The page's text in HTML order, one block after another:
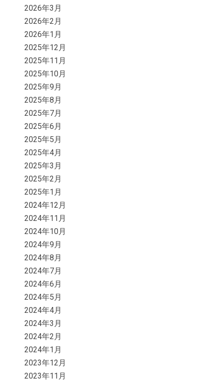
2026年3月
2026年2月
2026年1月
2025年12月
2025年11月
2025年10月
2025年9月
2025年8月
2025年7月
2025年6月
2025年5月
2025年4月
2025年3月
2025年2月
2025年1月
2024年12月
2024年11月
2024年10月
2024年9月
2024年8月
2024年7月
2024年6月
2024年5月
2024年4月
2024年3月
2024年2月
2024年1月
2023年12月
2023年11月